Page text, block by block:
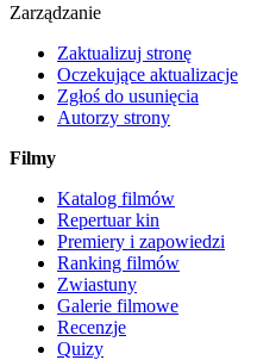
Zarządzanie
Zaktualizuj stronę
Oczekujące aktualizacje
Zgłoś do usunięcia
Autorzy strony
Filmy
Katalog filmów
Repertuar kin
Premiery i zapowiedzi
Ranking filmów
Zwiastuny
Galerie filmowe
Recenzje
Quizy